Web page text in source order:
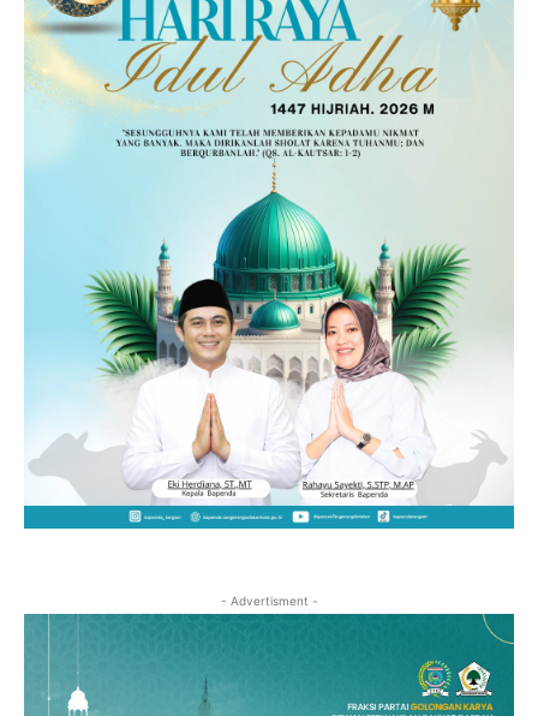
- Advertisment -